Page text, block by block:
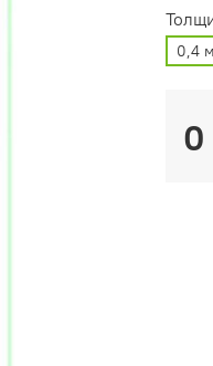
0,4
0